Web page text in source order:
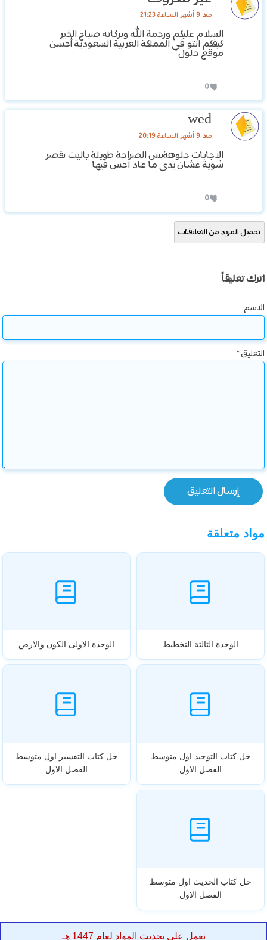
منذ 9 أشهر الساعة 21:23
السلام عليكم ورحمة الله وبركاته صباح الخير
كيفكم انتو في المملكة العربية السعودية أحسن
موقع حلول
0
wed
منذ 9 أشهر الساعة 20:19
الاجابات حلوهةبس الصراحة طويلة ياليت تقصر
شوية غشان يدي ما عاد احس فيها
0
تحميل المزيد من التعليقات
اترك تعليقاً
الاسم
التعليق*
مواد متعلقة
الوحدة الثالثة التخطيط الوحدة الاولى الكون والارض
حل كتاب التوحيد اول متوسط
الفصل الاول
حل كتاب التفسير اول متوسط
الفصل الاول
حل كتاب الحديث اول متوسط
الفصل الاول
نعمل على تحديث المواد لعام 1447 هـ